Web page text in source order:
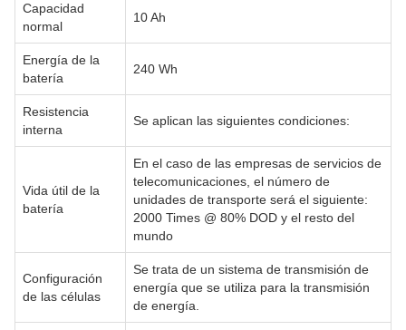
Capacidad
normal
10 Ah
Energía de la
batería
240 Wh
Resistencia
interna
Se aplican las siguientes condiciones:
Vida útil de la
batería
En el caso de las empresas de servicios de
telecomunicaciones, el número de
unidades de transporte será el siguiente:
2000 Times @ 80% DOD y el resto del
mundo
Configuración
de las células
Se trata de un sistema de transmisión de
energía que se utiliza para la transmisión
de energía.